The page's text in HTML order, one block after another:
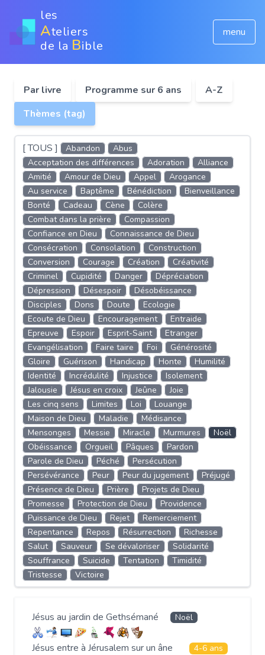
les
Ateliers
de la Bible
menu
Par livre Programme sur 6 ans
A-Z
Thèmes (tag)
[ TOUS ] Abandon
Abus
Acceptation des différences
Adoration
Alliance
Amitié
Amour de Dieu Appel
Arogance
Au service
Baptême Bénédiction
Bienveillance
Bonté
Cadeau Cène
Colère
Combat dans la prière
Compassion
Confiance en Dieu
Connaissance de Dieu
Consécration
Consolation
Construction
Conversion
Courage Création
Créativité
Criminel
Cupidité Danger
Dépréciation
Dépression
Désespoir
Désobéissance
Disciples
Dons Doute
Ecologie
Ecoute de Dieu
Encouragement
Entraide
Epreuve
Espoir Esprit-Saint
Etranger
Evangélisation
Faire taire Foi
Générosité
Gloire
Guérison Handicap Honte
Humilité
Identité
Incrédulité Injustice
Isolement
Jalousie
Jésus en croix Jeûne
Joie
Les cinq sens
Limites Loi
Louange
Maison de Dieu
Maladie
Médisance
Mensonges
Messie Miracle Murmures
Noël
Obéissance
Orgueil Pâques
Pardon
Parole de Dieu
Péché
Persécution
Persévérance
Peur Peur du jugement
Préjugé
Présence de Dieu
Prière
Projets de Dieu
Promesse
Protection de Dieu
Providence
Puissance de Dieu
Rejet
Remerciement
Repentance
Repos Résurrection
Richesse
Salut
Sauveur Se dévaloriser
Solidarité
Souffrance
Suicide Tentation
Timidité
Tristesse
Victoire
Jésus au jardin de Gethsémané Noël
Jésus entre à Jérusalem sur un âne
4-6 ans